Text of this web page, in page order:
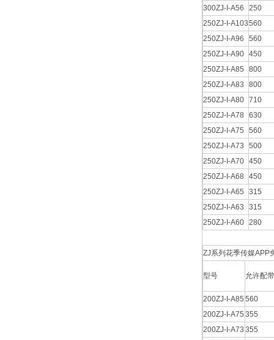
300ZJ-I-A56
250
250ZJ-I-A103560
250ZJ-I-A96
560
250ZJ-I-A90 450
250ZJ-I-A85
800
250ZJ-I-A83
800
250ZJ-I-A80 710
250ZJ-I-A78
630
250ZJ-I-A75
560
250ZJ-I-A73
500
250ZJ-I-A70 450
250ZJ-I-A68
450
250ZJ-I-A65
315
250ZJ-I-A63
315
250ZJ-I-A60 280
ZJ系列花季传媒APP
型号 允许配
200ZJ-I-A85 560
200ZJ-I-A75 355
200ZJ-I-A73 355